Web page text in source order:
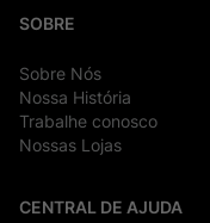
SOBRE
Sobre Nós
Nossa História
Trabalhe conosco
Nossas Lojas
CENTRAL DE AJUDA